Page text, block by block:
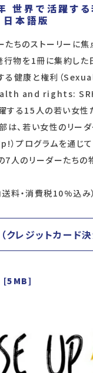
界で活躍する
日本語版
たちのストーリーに
物を1冊に集約した
る健康と権利（
and rights: SRHR
する15人の若い女性
は、若い女性のリー
）プログラムを通じて
7人のリーダーたちの
料・消費税10%込み）
クレジットカード決
[5MB]